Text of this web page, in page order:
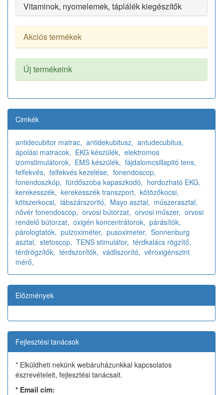
Vitaminok, nyomelemek, táplálék kiegészítők
Akciós termékek
Új termékeink
Cimkék
antidecubitor matrac, antidekubitusz, antudecubitus,
ápolási matracok, EKG készülék, elektromos
izomstimulátorok, EMS készülék, fájdalomcsillapitó tens,
felfekvés, felfekvés kezelése, fonendoscop,
fonendoszkóp, fürdőszoba kapaszkodó, hordozható EKG,
kerekesszék, kerekesszék transzport, kötözőkocsi,
kötszerkocsi, lábszárszoritó, Mayo asztal, műszerasztal,
nővér fonendoscop, orvosi bútorzat, orvosi műszer, orvosi
rendelő bútorzat, oxigén koncentrátorok, párásítók,
párologtatók, pulzoximéter, pusoximeter, Sonnenburg
asztal, stetoscop, TENS stimulátor, térdkalács rögzítő,
térdrögzítők, térdszorítók, vádliszorító, véroxigénszint
mérő,
Előzmények
Fejlesztési tanácsok
* Elküldheti nekünk webáruházunkkal kapcsolatos
észrevételeit, fejlesztési tanácsait.
* Email cím: